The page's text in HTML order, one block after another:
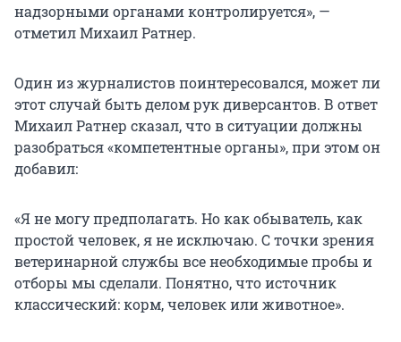
надзорными органами контролируется», —
отметил Михаил Ратнер.
Один из журналистов поинтересовался, может ли
этот случай быть делом рук диверсантов. В ответ
Михаил Ратнер сказал, что в ситуации должны
разобраться «компетентные органы», при этом он
добавил:
«Я не могу предполагать. Но как обыватель, как
простой человек, я не исключаю. С точки зрения
ветеринарной службы все необходимые пробы и
отборы мы сделали. Понятно, что источник
классический: корм, человек или животное».